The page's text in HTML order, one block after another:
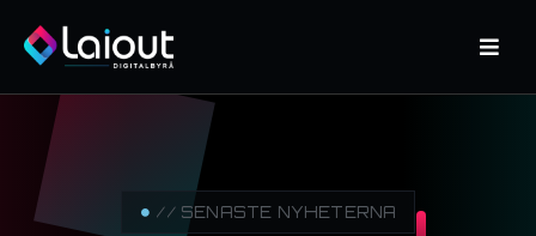
// SENASTE NYHETERNA